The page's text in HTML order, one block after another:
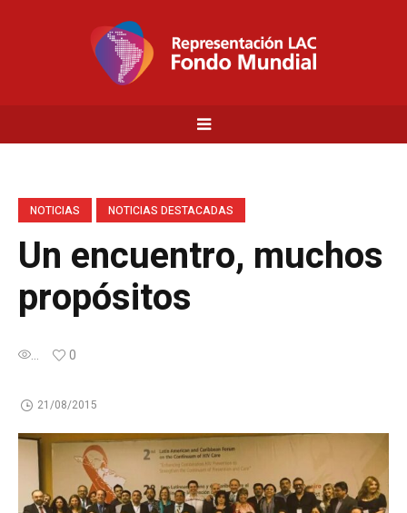
NOTICIAS NOTICIAS DESTACADAS
Un encuentro, muchos
propósitos
... 0
21/08/2015